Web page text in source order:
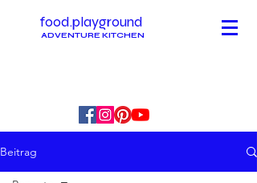
food.playground
ADVENTURE KITCHEN
Beitrag